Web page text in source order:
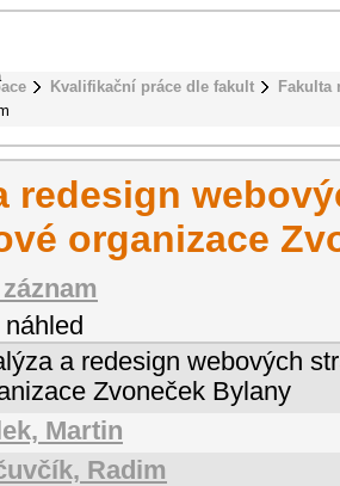
Kvalifikační práce dle fakult
redesign
organizace
a redesign webových
Zvoneček Bylany
Martin
Radim